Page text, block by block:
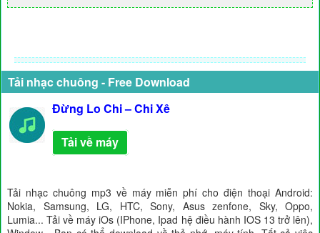
Tải nhạc chuông - Free Download
Đừng Lo Chi – Chi Xê
Tải về máy
Tải nhạc chuông mp3 về máy miễn phí cho điện thoại Android:
Nokia, Samsung, LG, HTC, Sony, Asus zenfone, Sky, Oppo,
Lumia... Tải về máy iOs (IPhone, Ipad hệ điều hành IOS 13 trở lên),